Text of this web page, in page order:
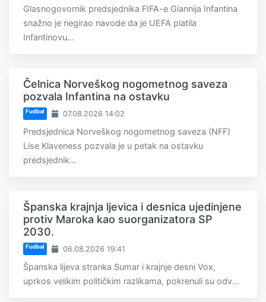
Glasnogovornik predsjednika FIFA-e Giannija Infantina
snažno je negirao navode da je UEFA platila
Infantinovu...
Čelnica Norveškog nogometnog saveza
pozvala Infantina na ostavku
Fudbal 07.08.2026 14:02
Predsjednica Norveškog nogometnog saveza (NFF)
Lise Klaveness pozvala je u petak na ostavku
predsjednik...
Španska krajnja ljevica i desnica ujedinjene
protiv Maroka kao suorganizatora SP
2030.
Fudbal 06.08.2026 19:41
Španska lijeva stranka Sumar i krajnje desni Vox,
uprkos velikim političkim razlikama, pokrenuli su odv...